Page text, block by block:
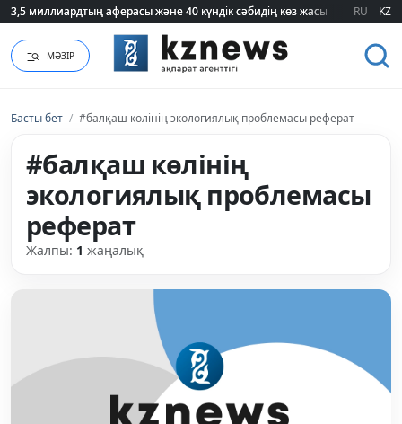
3,5 миллиардтың аферасы және 40 күндік сәбидің көз жасы:
3,5 миллиардтың аферасы және 40 күндік сәбидің көз жасы: RU KZ
МӘЗІР
Басты бет / #балқаш көлінің экологиялық проблемасы реферат
#балқаш көлінің
экологиялық проблемасы
реферат
Жалпы: 1 жаңалық